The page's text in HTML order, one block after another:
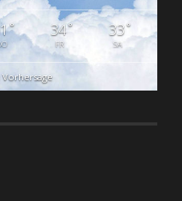
° 34°
FR
33°
SA